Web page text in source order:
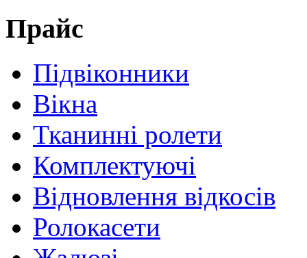
Прайс
Підвіконники
Вікна
Тканинні ролети
Комплектуючі
Відновлення відкосів
Ролокасети